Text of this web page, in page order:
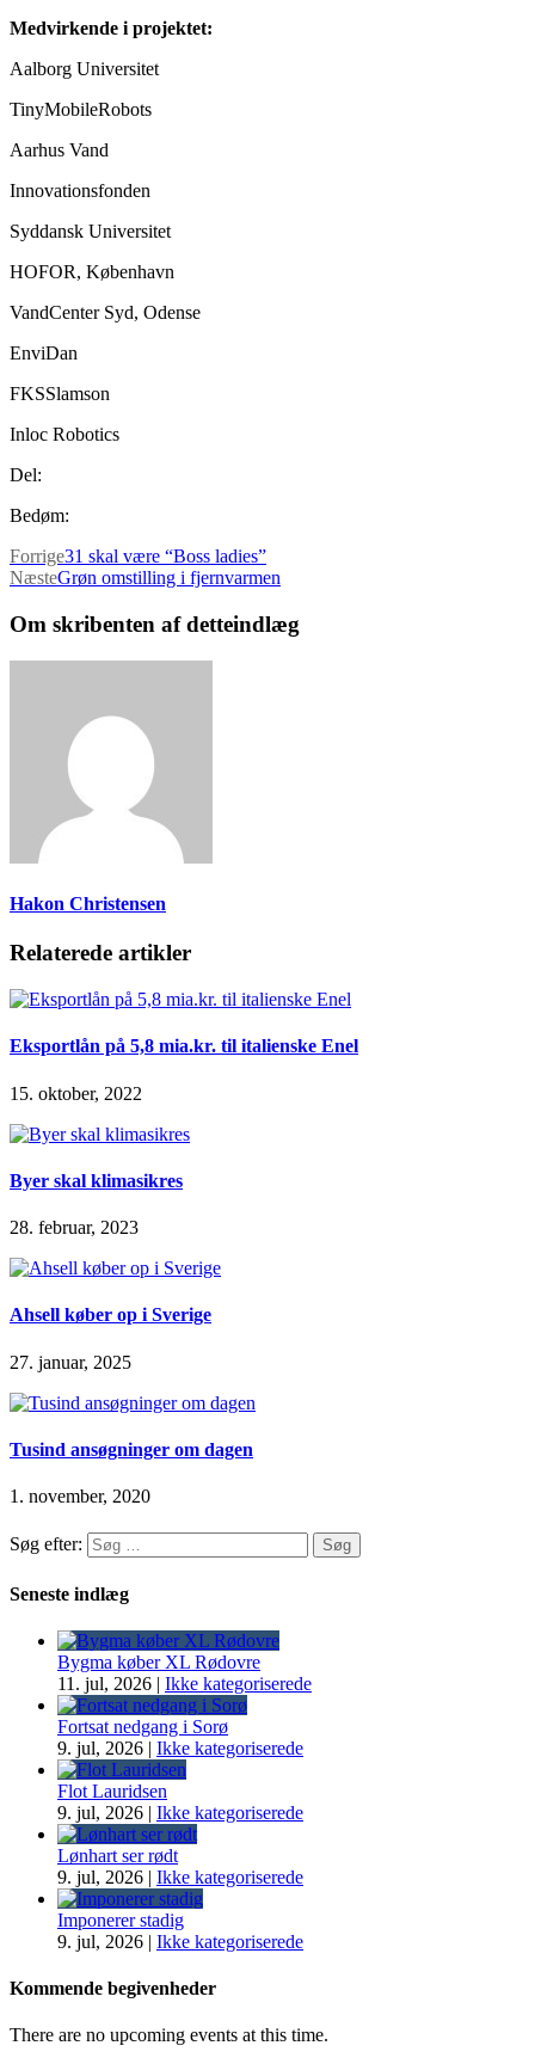
Medvirkende i projektet:
Aalborg Universitet
TinyMobileRobots
Aarhus Vand
Innovationsfonden
Syddansk Universitet
HOFOR, København
VandCenter Syd, Odense
EnviDan
FKSSlamson
Inloc Robotics
Del:
Bedøm:
Forrige31 skal være “Boss ladies”
NæsteGrøn omstilling i fjernvarmen
Om skribenten af detteindlæg
Hakon Christensen
Relaterede artikler
Eksportlån på 5,8 mia.kr. til italienske Enel
15. oktober, 2022
Byer skal klimasikres
28. februar, 2023
Ahsell køber op i Sverige
27. januar, 2025
Tusind ansøgninger om dagen
1. november, 2020
Søg efter:
Seneste indlæg
Bygma køber XL Rødovre
11. jul, 2026 | Ikke kategoriserede
Fortsat nedgang i Sorø
9. jul, 2026 | Ikke kategoriserede
Flot Lauridsen
9. jul, 2026 | Ikke kategoriserede
Lønhart ser rødt
9. jul, 2026 | Ikke kategoriserede
Imponerer stadig
9. jul, 2026 | Ikke kategoriserede
Kommende begivenheder
There are no upcoming events at this time.